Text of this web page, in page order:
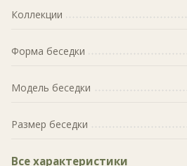
Коллекции
Форма беседки
Модель беседки
Размер беседки
Все характеристики